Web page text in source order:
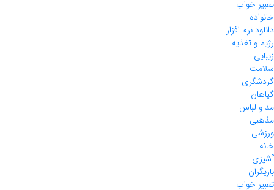
تعبیر خواب
خانواده
دانلود نرم افزار
رژیم و تغذیه
زیبایی
سلامت
گردشگری
گیاهان
مد و لباس
مذهبی
ورزشی
خانه
آشپزی
بازیگران
تعبیر خواب